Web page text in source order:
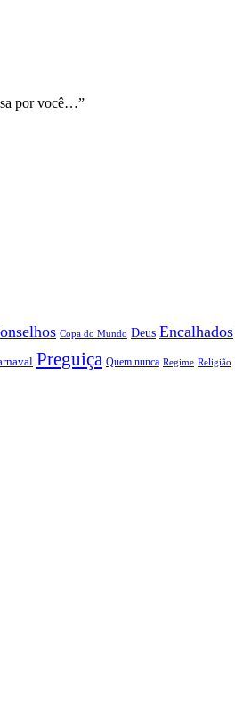
por você…”
Copa do Mundo Deus Encalhados
Preguiça Quem nunca Regime Religião